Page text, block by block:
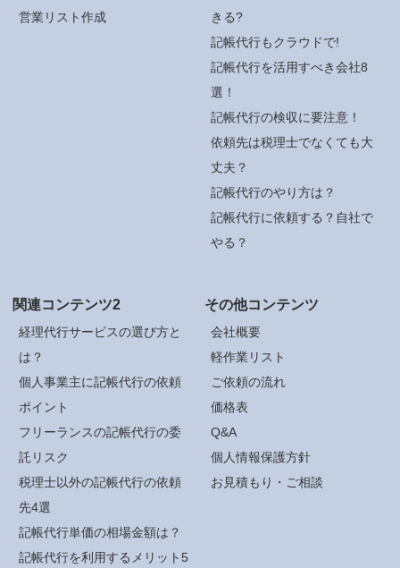
営業リスト作成
きる?
記帳代行もクラウドで!
記帳代行を活用すべき会社8
選！
記帳代行の検収に要注意！
依頼先は税理士でなくても大
丈夫？
記帳代行のやり方は？
記帳代行に依頼する？自社で
やる？
関連コンテンツ2
経理代行サービスの選び方と
は？
個人事業主に記帳代行の依頼
ポイント
フリーランスの記帳代行の委
託リスク
税理士以外の記帳代行の依頼
先4選
記帳代行単価の相場金額は？
記帳代行を利用するメリット5
その他コンテンツ
会社概要
軽作業リスト
ご依頼の流れ
価格表
Q&A
個人情報保護方針
お見積もり・ご相談